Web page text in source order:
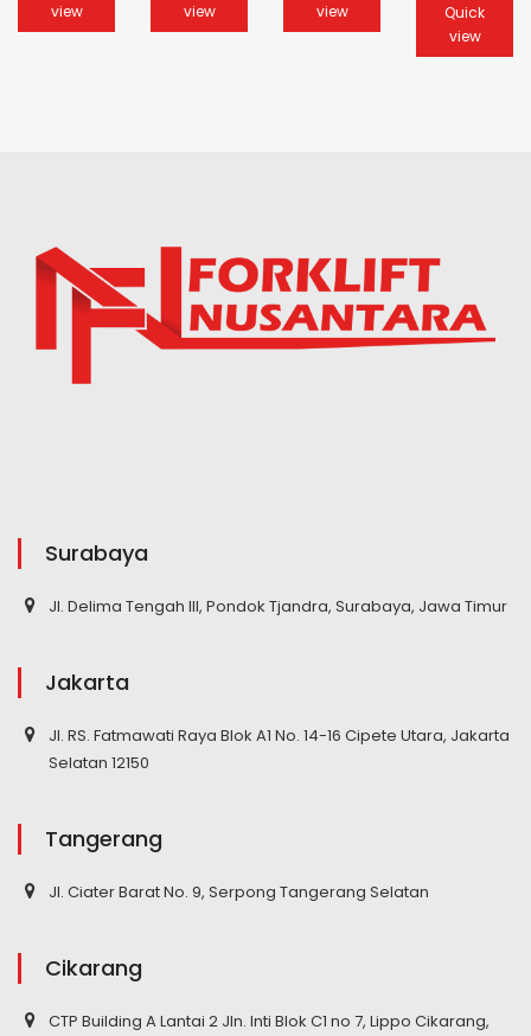
view
view
view
Quick
view
Surabaya
Jl. Delima Tengah III, Pondok Tjandra, Surabaya, Jawa Timur
Jakarta
Jl. RS. Fatmawati Raya Blok A1 No. 14-16 Cipete Utara, Jakarta
Selatan 12150
Tangerang
Jl. Ciater Barat No. 9, Serpong Tangerang Selatan
Cikarang
CTP Building A Lantai 2 Jln. Inti Blok C1 no 7, Lippo Cikarang,